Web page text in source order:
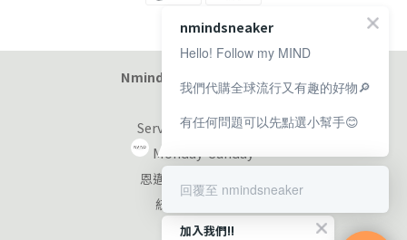
Nmind Sneaker 恩邁選貨店
Service at 11:00-19:00
Monday-Sunday
恩邁國際股份有限公司
統編：90353953
加入我們!!
nmindsneaker
Hello! Follow my MIND
我們代購全球流行又有趣的好物🔎
有任何問題可以先點選小幫手😊
回覆至 nmindsneaker